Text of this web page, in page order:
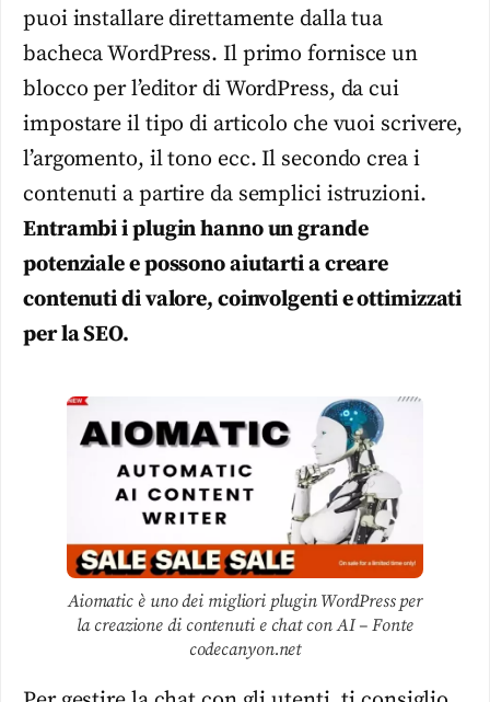
puoi installare direttamente dalla tua
bacheca WordPress. Il primo fornisce un
blocco per l’editor di WordPress, da cui
impostare il tipo di articolo che vuoi scrivere,
l’argomento, il tono ecc. Il secondo crea i
contenuti a partire da semplici istruzioni.
Entrambi i plugin hanno un grande
potenziale e possono aiutarti a creare
contenuti di valore, coinvolgenti e ottimizzati
per la SEO.
Aiomatic è uno dei migliori plugin WordPress per
la creazione di contenuti e chat con AI – Fonte
codecanyon.net